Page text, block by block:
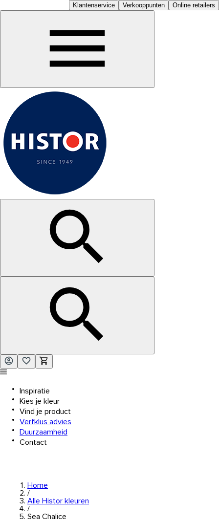
Klantenservice Verkooppunten Online retailers
Inspiratie
Kies je kleur
Vind je product
Verfklus advies
Duurzaamheid
Contact
Home
/
Alle Histor kleuren
/
Sea Chalice